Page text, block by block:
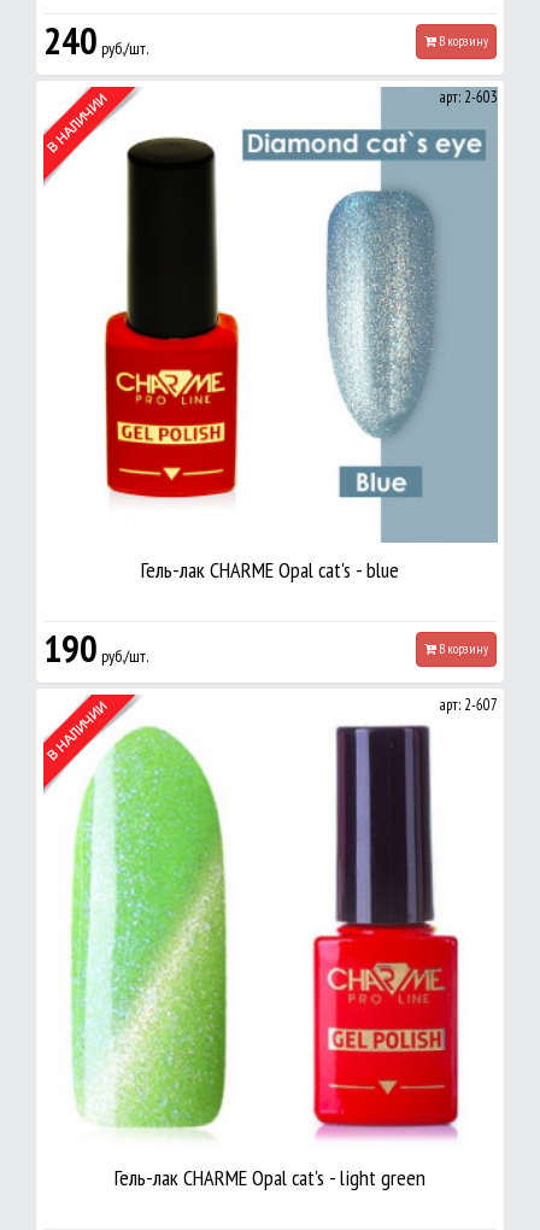
240 руб./шт. В корзину
арт: 2-603
Гель-лак CHARME Opal cat's - blue
190 руб./шт. В корзину
арт: 2-607
Гель-лак CHARME Opal cat's - light green